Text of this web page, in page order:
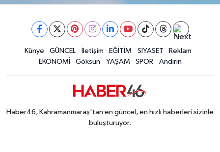
Künye GÜNCEL İletişim EĞİTİM SİYASET
Reklam
EKONOMİ
Göksun YAŞAM SPOR Andırın
Haber46, Kahramanmaraş'tan en güncel, en hızlı haberleri sizinle
buluşturuyor.
BİLİM VE TEKNOLOJİ
YARIŞMALAR
HABERDE İNSAN